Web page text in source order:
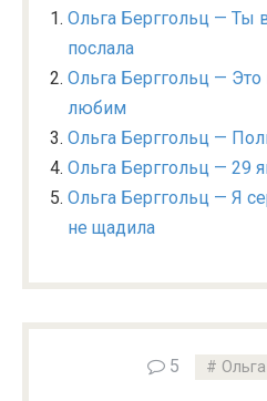
Ольга Берггольц — Ты
послала
Ольга Берггольц —
любим
Ольга Берггольц —
Ольга Берггольц — 29
Ольга Берггольц — Я
не щадила
5